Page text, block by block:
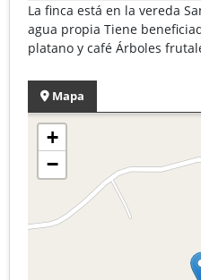
La finca está en la vereda
agua propia Tiene
platano y café Árboles
Mapa
+
−